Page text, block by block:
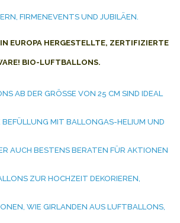
FIRMENEVENTS UND JUBILÄEN.
EUROPA HERGESTELLTE, ZERTIFIZIERTE W
BIO-LUFTBALLONS.
AB DER GRÖSSE VON 25 CM SIND IDEAL G
MIT BALLONGAS-HELIUM UND L
AUCH BESTENS BERATEN FÜR AKTIONEN W
ZUR HOCHZEIT DEKORIEREN, B
WIE GIRLANDEN AUS LUFTBALLONS, P